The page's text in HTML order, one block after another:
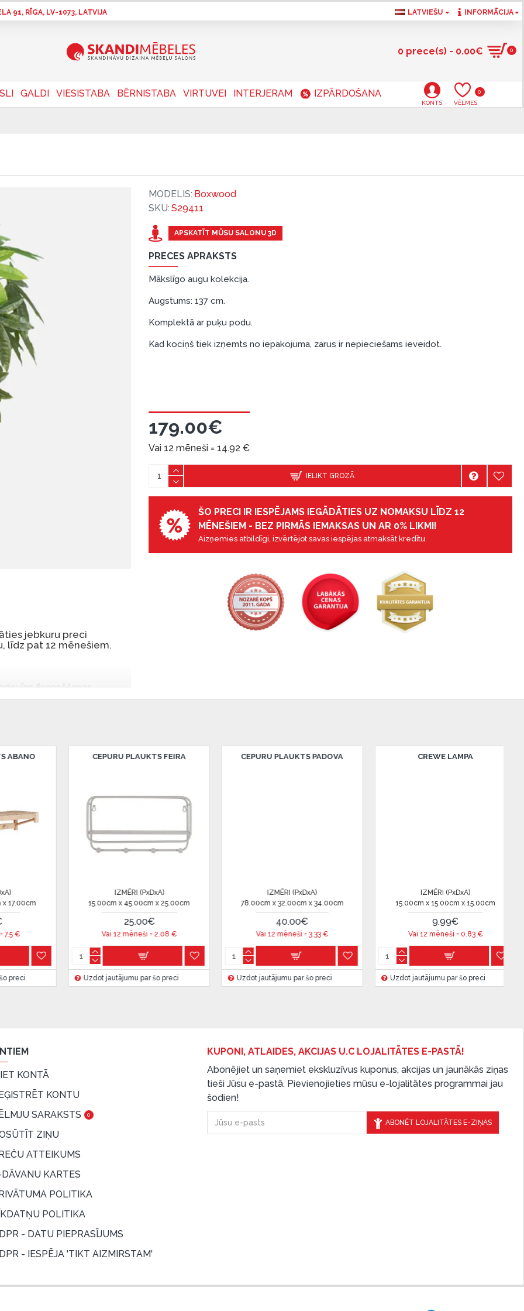
91, RĪGA, LV-1073, LATVIJA LATVIEŠU INFORMĀCIJA
0 prece(s) - 0.00€ 0
GALDI VIESISTABA BĒRNISTABA VIRTUVEI INTERJERAM IZPĀRDOŠANA
KONTS VĒLMES
0
jebkuru preci
līdz pat 12 mēnešiem.
finansēšanas
tām norēķinoties vēlāk.
bez pirmās
iemaksa: 0 €, ikmēneša
Smart-ID, eParaksts eID,
Luminor, SEB vai
kredīta saņemšanas
piegādes noteikumiem,
APSKATĪT MŪSU SALONU 3D
PRECES APRAKSTS
Mākslīgo augu kolekcija.
Augstums: 137 cm.
Komplektā ar puķu podu.
Kad kociņš tiek izņemts no iepakojuma, zarus ir nepieciešams ieveidot.
MODELIS: Boxwood
SKU: S29411
179.00€
Vai 12 mēneši = 14.92 €
IELIKT GROZĀ
ŠO PRECI IR IESPĒJAMS IEGĀDĀTIES UZ NOMAKSU LĪDZ 12
MĒNEŠIEM - BEZ PIRMĀS IEMAKSAS UN AR 0% LIKMI!
Aizņemies atbildīgi, izvērtējot savas iespējas atmaksāt kredītu.
PLAUKTS PADOVA
IZMĒRI (PxDxA)
x 32.00cm x 34.00cm
Vai 12 mēneši =
par šo preci
CREWE LAMPA
IZMĒRI (PxDxA)
15.00cm x 15.00cm x 15.00cm
Vai 12 mēneši =
Uzdot jautājumu par šo preci
DERRY LED LAMPA
IZMĒRI (PxDxA)
13.00cm x 13.00cm x 12.00cm
Vai 12 mēneši =
Uzdot jautājumu par šo preci
DERRY LED
IZMĒRI (PxDxA)
20.00cm x 21.00cm x
Vai 12 mēneši =
Uzdot jautājumu par šo
KONTĀ
KONTU
SARAKSTS
0
ZIŅU
ATTEIKUMS
KARTES
POLITIKA
POLITIKA
- DATU PIEPRASĪJUMS
- IESPĒJA 'TIKT AIZMIRSTAM'
KUPONI, ATLAIDES, AKCIJAS U.C LOJALITĀTES E-PASTĀ!
Abonējiet un saņemiet ekskluzīvus kuponus, akcijas un jaunākās ziņas
tieši Jūsu e-pastā. Pievienojieties mūsu e-lojalitātes programmai jau
šodien!
ABONĒT LOJALITĀTES E-ZIŅAS